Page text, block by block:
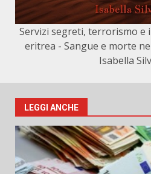
Servizi segreti, terrorismo e
eritrea - Sangue e morte
Isabella
LEGGI ANCHE